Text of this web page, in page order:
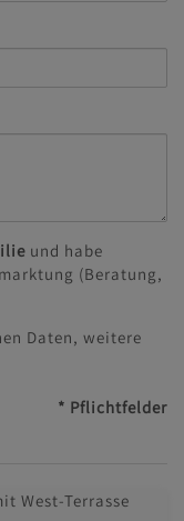
und habe
(Beratung,
Daten, weitere
* Pflichtfelder